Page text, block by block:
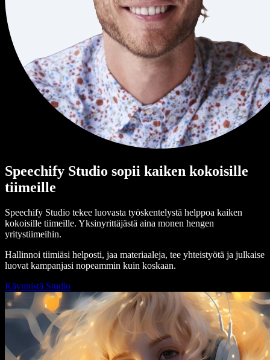
Speechify Studio sopii kaiken kokoisille
tiimeille
Speechify Studio tekee luovasta työskentelystä helppoa kaiken
kokoisille tiimeille. Yksinyrittäjästä aina monen hengen
yritystiimeihin.
Hallinnoi tiimiäsi helposti, jaa materiaaleja, tee yhteistyötä ja julkaise
luovat kampanjasi nopeammin kuin koskaan.
Käynnistä Studio